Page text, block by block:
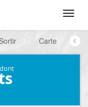
/ Carte